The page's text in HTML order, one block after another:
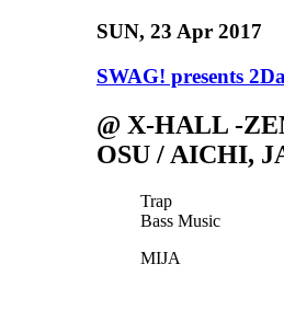
SUN, 23 Apr 2017
SWAG! presents
@ X-HALL -
OSU / AICHI,
Trap
Bass Music
MIJA